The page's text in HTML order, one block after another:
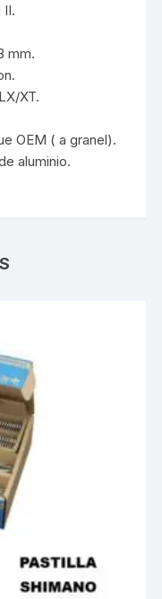
II.
mm.
XT.
OEM ( a granel).
aluminio.